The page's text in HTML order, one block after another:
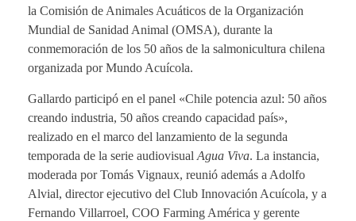
la Comisión de Animales Acuáticos de la Organización
Mundial de Sanidad Animal (OMSA), durante la
conmemoración de los 50 años de la salmonicultura chilena
organizada por Mundo Acuícola.
Gallardo participó en el panel «Chile potencia azul: 50 años
creando industria, 50 años creando capacidad país»,
realizado en el marco del lanzamiento de la segunda
temporada de la serie audiovisual Agua Viva. La instancia,
moderada por Tomás Vignaux, reunió además a Adolfo
Alvial, director ejecutivo del Club Innovación Acuícola, y a
Fernando Villarroel, COO Farming América y gerente